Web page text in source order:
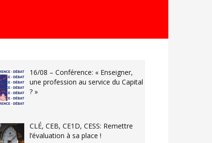
16/08 – Conférence: « Enseigner,
une profession au service du Capital
? »
CLÉ, CEB, CE1D, CESS: Remettre
l’évaluation à sa place !